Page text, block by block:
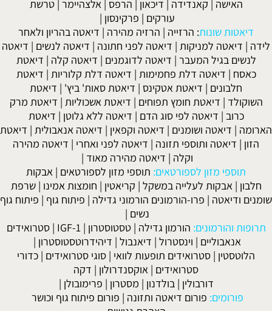
האישה | קאנדידה | דיכאון | הרפס |אלצהיימר |טרשת
עורקים | פרקינסון |
דיאטות שונות: הרזייה | הרזיה מהירה | דיאטה בהריון ולאחר
לידה | דיאטה למניקות | דיאטה לפני חתונה | דיאטה לנשים | דיאטה
לנשים בגיל המעבר | דיאטה לדוגמנים | דיאטה קלה | דיאטת
כאסח | דיאטה דלת פחמימות | דיאטה דלת קלוריות | דיאטת
חלבונים | דיאטת אטקינס | דיאטת סאות' ביץ' | דיאטת
השוקולד | דיאטת חומץ תפוחים | דיאטת אשכוליות | דיאטת מרק
כרוב | דיאטה לפי סוג הדם | דיאטה ללא גלוטן | דיאטת
הארומה | דיאטה ושומנים | דיאטה וקפאין | דיאטה אנאבולית | דיאטת
הזון | דיאטה ותוספי תזונה | דיאטה לפני ואחרי | דיאטה מהירה
וקלה | דיאטה מהירה מאוד |
תוספי מזון לספורטאים: תוספי מזון לספורטאים | אבקות
חלבון |אבקות לעלייה במשקל | קריאטין | חומצות אמינו |שרפת
שומנים ודיאטה | פרו-הורמונים הורמוני גדילה | פיתוח גוף | פיתוח גוף
נשים |
תרופות והורמונים: הורמון גדילה |טסטוסטרון |
IGF-1
|סטרואידים
אנאבוליים | וינסטרול | דיאנבול | דיהידרוטסטוסטרון |
הלוטסטין | סטרואידים תופעות לוואי | סוגי סטרואידים | כדורי
סטרואידים | אוקסנדרולון | דקה
דורבולין |בולדנון | מסטרון | פרימובולן |
פורומים: פורום דיאטה ותזונה | פורום פיתוח גוף וכושר